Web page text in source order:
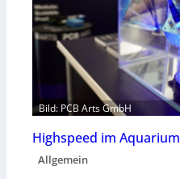
Bild: PCB Arts GmbH
Highspeed im Aquarium
Allgemein